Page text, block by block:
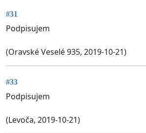
#31
Podpisujem
(Oravské Veselé 935, 2019-10-21)
#33
Podpisujem
(Levoča, 2019-10-21)